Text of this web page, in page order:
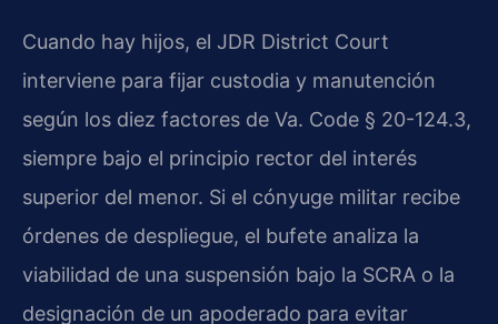
Cuando hay hijos, el JDR District Court
interviene para fijar custodia y manutención
según los diez factores de Va. Code § 20-124.3,
siempre bajo el principio rector del interés
superior del menor. Si el cónyuge militar recibe
órdenes de despliegue, el bufete analiza la
viabilidad de una suspensión bajo la SCRA o la
designación de un apoderado para evitar